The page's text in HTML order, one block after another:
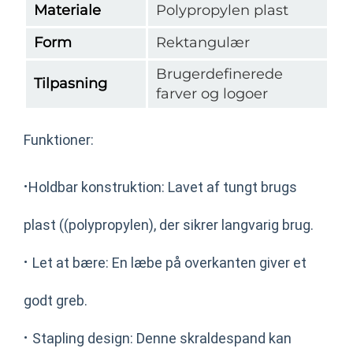
Materiale
Polypropylen plast
Form
Rektangulær
Tilpasning
Brugerdefinerede
farver og logoer
Funktioner:
·Holdbar konstruktion: Lavet af tungt brugs
plast ((polypropylen), der sikrer langvarig brug.
· Let at bære: En læbe på overkanten giver et
godt greb.
· Stapling design: Denne skraldespand kan